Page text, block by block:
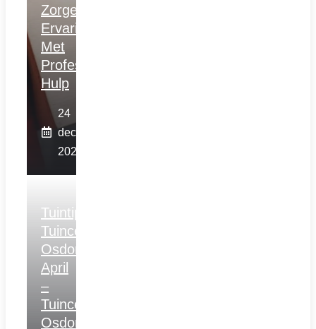
Zorgeloze
Ervaring
Met
Professionele
Hulp
24
december
2025
Tuintips
Tuincentrum
Osdorp
April
–
Tuincentrum
Osdorp